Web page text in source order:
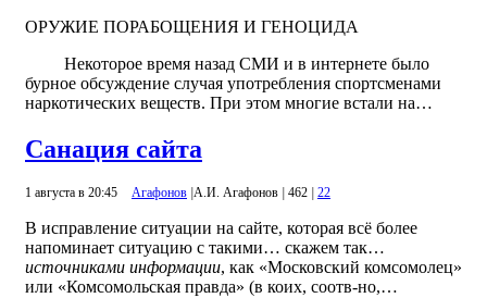
ОРУЖИЕ ПОРАБОЩЕНИЯ И ГЕНОЦИДА
Некоторое время назад СМИ и в интернете было
бурное обсуждение случая употребления спортсменами
наркотических веществ. При этом многие встали на…
Санация сайта
1 августа в 20:45 Агафонов А.И. Агафонов 462 22
В исправление ситуации на сайте, которая всё более
напоминает ситуацию с такими… скажем так…
источниками информации, как «Московский комсомолец»
или «Комсомольская правда» (в коих, соотв-но,…